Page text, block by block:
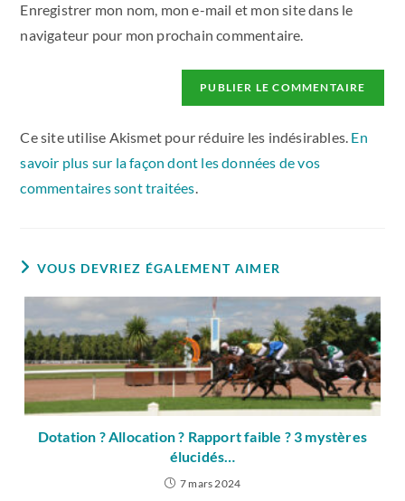
Enregistrer mon nom, mon e-mail et mon site dans le
navigateur pour mon prochain commentaire.
Ce site utilise Akismet pour réduire les indésirables. En
savoir plus sur la façon dont les données de vos
commentaires sont traitées.
VOUS DEVRIEZ ÉGALEMENT AIMER
Dotation ? Allocation ? Rapport faible ? 3 mystères
élucidés…
7 mars 2024